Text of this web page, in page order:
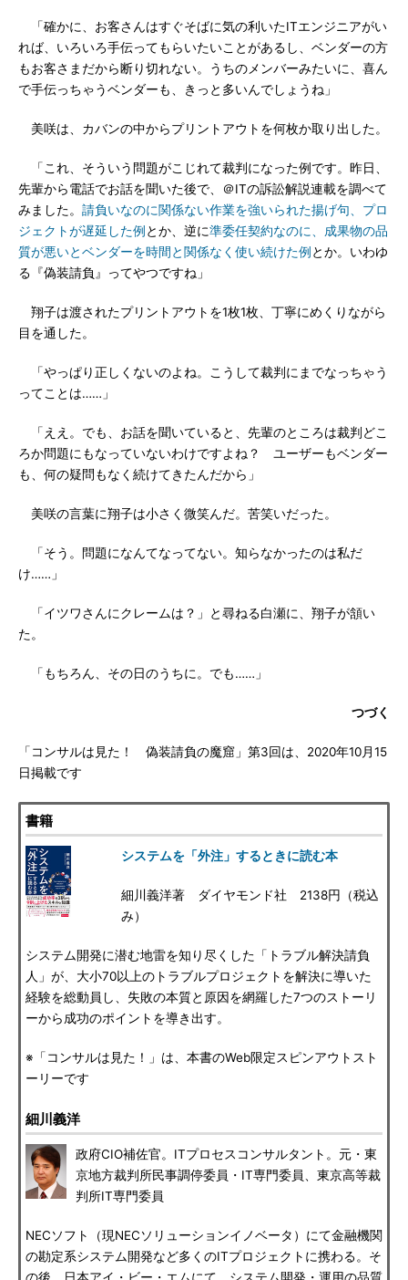
「確かに、お客さんはすぐそばに気の利いたITエンジニアがい
れば、いろいろ手伝ってもらいたいことがあるし、ベンダーの方
もお客さまだから断り切れない。うちのメンバーみたいに、喜ん
で手伝っちゃうベンダーも、きっと多いんでしょうね」
美咲は、カバンの中からプリントアウトを何枚か取り出した。
「これ、そういう問題がこじれて裁判になった例です。昨日、
先輩から電話でお話を聞いた後で、＠ITの訴訟解説連載を調べて
みました。 請負いなのに関係ない作業を強いられた揚げ句、プロ
ジェクトが遅延した例 とか、逆に準委任契約なのに、成果物の品
質が悪いとベンダーを時間と関係なく使い続けた例 とか。いわゆ
る『偽装請負』ってやつですね」
翔子は渡されたプリントアウトを1枚1枚、丁寧にめくりながら
目を通した。
「やっぱり正しくないのよね。こうして裁判にまでなっちゃう
ってことは……」
「ええ。でも、お話を聞いていると、先輩のところは裁判どこ
ろか問題にもなっていないわけですよね？ ユーザーもベンダー
も、何の疑問もなく続けてきたんだから」
美咲の言葉に翔子は小さく微笑んだ。苦笑いだった。
「そう。問題になんてなってない。知らなかったのは私だ
け……」
「イツワさんにクレームは？」と尋ねる白瀬に、翔子が頷い
た。
「もちろん、その日のうちに。でも……」
つづく
「コンサルは見た！ 偽装請負の魔窟」第3回は、2020年10月15
日掲載です
書籍
システムを「外注」するときに読む本
細川義洋著 ダイヤモンド社 2138円（税込
み）
システム開発に潜む地雷を知り尽くした「トラブル解決請負
人」が、大小70以上のトラブルプロジェクトを解決に導いた
経験を総動員し、失敗の本質と原因を網羅した7つのストーリ
ーから成功のポイントを導き出す。
※「コンサルは見た！」は、本書のWeb限定スピンアウトスト
ーリーです
細川義洋
政府CIO補佐官。ITプロセスコンサルタント。元・東
京地方裁判所民事調停委員・IT専門委員、東京高等裁
判所IT専門委員
NECソフト（現NECソリューションイノベータ）にて金融機関
の勘定系システム開発など多くのITプロジェクトに携わる。そ